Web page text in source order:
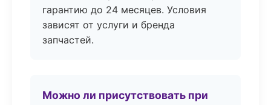
гарантию до 24 месяцев. Условия
зависят от услуги и бренда
запчастей.
Можно ли присутствовать при